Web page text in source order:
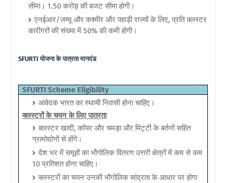
सीमा। 1.50 करोड़ की बजट सीमा होगी।
एनईआर/जम्मू और कश्मीर और पहाड़ी राज्यों के लिए, प्रति क्लस्टर
कारीगरों की संख्या में 50% की कमी होगी।
SFURTI योजना केपात्रता मानदंड
SFURTI Scheme Eligibility
आवेदक भारत का स्थायी निवासी होना चाहिए।
क्लस्टरों के चयन के लिए पात्रता
क्लस्टर खादी, कॉयर और चमड़ा और मिट्टी के बर्तनों सहित
ग्रामोद्योगों से होंगे।
देश भर में समूहों का भौगोलिक वितरण उत्तरी क्षेत्रों में कम से कम
10 प्रतिशत होना चाहिए।
क्लस्टरों का चयन उनकी भौगोलिक सांद्रता के आधार पर होगा